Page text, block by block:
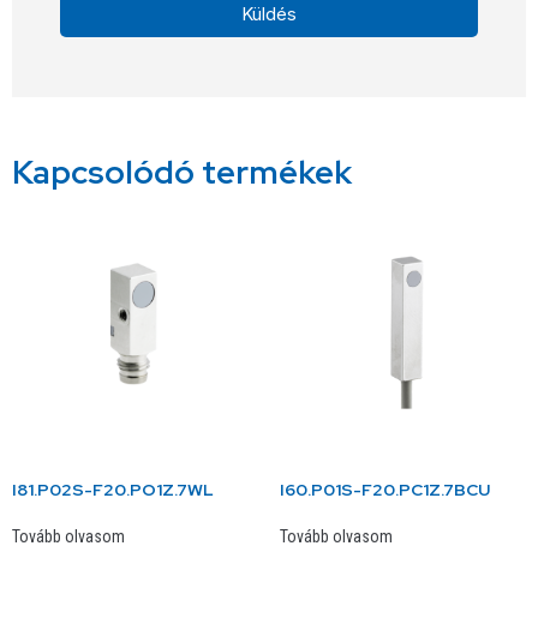
Küldés
Kapcsolódó termékek
I81.P02S-F20.PO1Z.7WL
Tovább olvasom
I60.P01S-F20.PC1Z.7BCU
Tovább olvasom